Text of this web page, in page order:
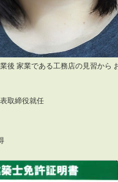
後 家業である工務店の見習から
取締役就任